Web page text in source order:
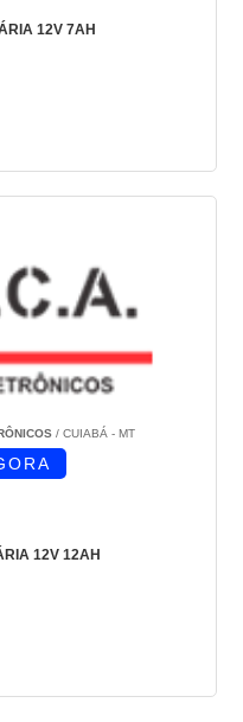
12V 7AH
/ CUIABÁ - MT
12V 12AH